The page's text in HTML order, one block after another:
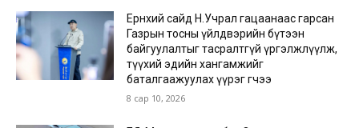
Ерөнхий сайд Н.Учрал гацаанаас гарсан
Газрын тосны үйлдвэрийн бүтээн
байгуулалтыг тасралтгүй үргэлжлүүлж,
түүхий эдийн хангамжийг
баталгаажуулах үүрэг өгчээ
8 сар 10, 2026